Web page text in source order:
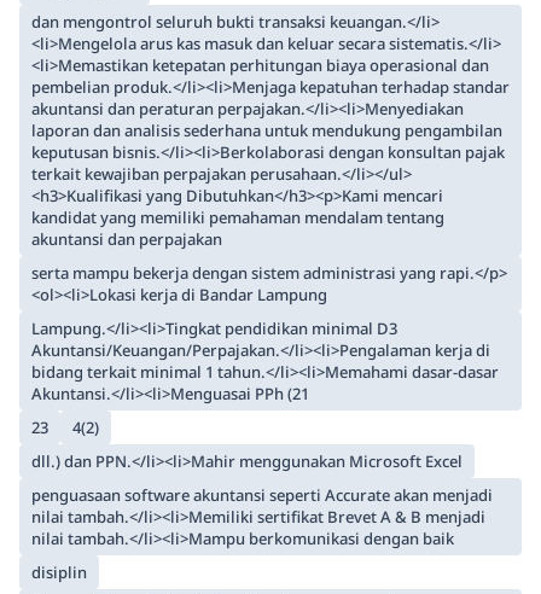
dan mengontrol seluruh bukti transaksi keuangan.</li>
<li>Mengelola arus kas masuk dan keluar secara sistematis.</li>
<li>Memastikan ketepatan perhitungan biaya operasional dan
pembelian produk.</li><li>Menjaga kepatuhan terhadap standar
akuntansi dan peraturan perpajakan.</li><li>Menyediakan
laporan dan analisis sederhana untuk mendukung pengambilan
keputusan bisnis.</li><li>Berkolaborasi dengan konsultan pajak
terkait kewajiban perpajakan perusahaan.</li></ul>
<h3>Kualifikasi yang Dibutuhkan</h3><p>Kami mencari
kandidat yang memiliki pemahaman mendalam tentang
akuntansi dan perpajakan
serta mampu bekerja dengan sistem administrasi yang rapi.</p>
<ol><li>Lokasi kerja di Bandar Lampung
Lampung.</li><li>Tingkat pendidikan minimal D3
Akuntansi/Keuangan/Perpajakan.</li><li>Pengalaman kerja di
bidang terkait minimal 1 tahun.</li><li>Memahami dasar-dasar
Akuntansi.</li><li>Menguasai PPh (21
23
4(2)
dll.) dan PPN.</li><li>Mahir menggunakan Microsoft Excel
penguasaan software akuntansi seperti Accurate akan menjadi
nilai tambah.</li><li>Memiliki sertifikat Brevet A & B menjadi
nilai tambah.</li><li>Mampu berkomunikasi dengan baik
disiplin